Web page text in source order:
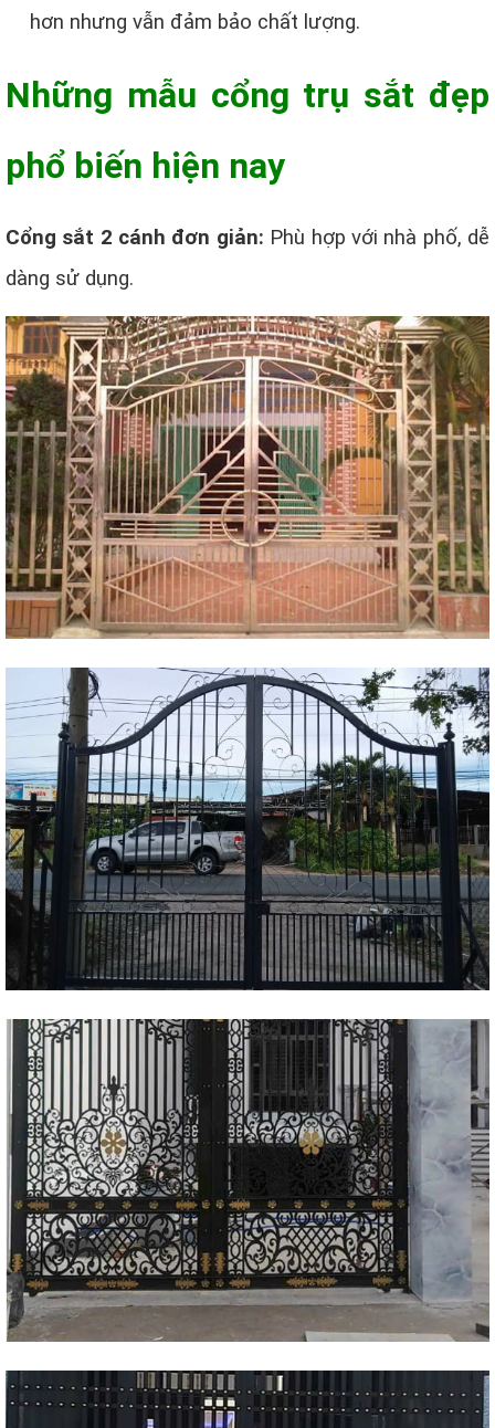
hơn nhưng vẫn đảm bảo chất lượng.
Những mẫu cổng trụ sắt đẹp
phổ biến hiện nay
Cổng sắt 2 cánh đơn giản: Phù hợp với nhà phố, dễ
dàng sử dụng.